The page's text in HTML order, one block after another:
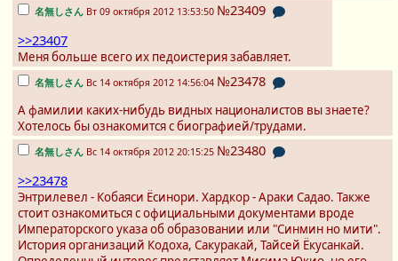
名無しさん Вт 09 октября 2012 13:53:50 №23409
>>23407
Меня больше всего их педоистерия забавляет.
名無しさん Вс 14 октября 2012 14:56:04 №23478
А фамилии каких-нибудь видных националистов вы знаете?
Хотелось бы ознакомится с биографией/трудами.
名無しさん Вс 14 октября 2012 20:15:25 №23480
>>23478
Энтрилевел - Кобаяси Ёсинори. Хардкор - Араки Садао. Также
стоит ознакомиться с официальными документами вроде
Императорского указа об образовании или "Синмин но мити".
История организаций Кодоха, Сакуракай, Тайсей Ёкусанкай.